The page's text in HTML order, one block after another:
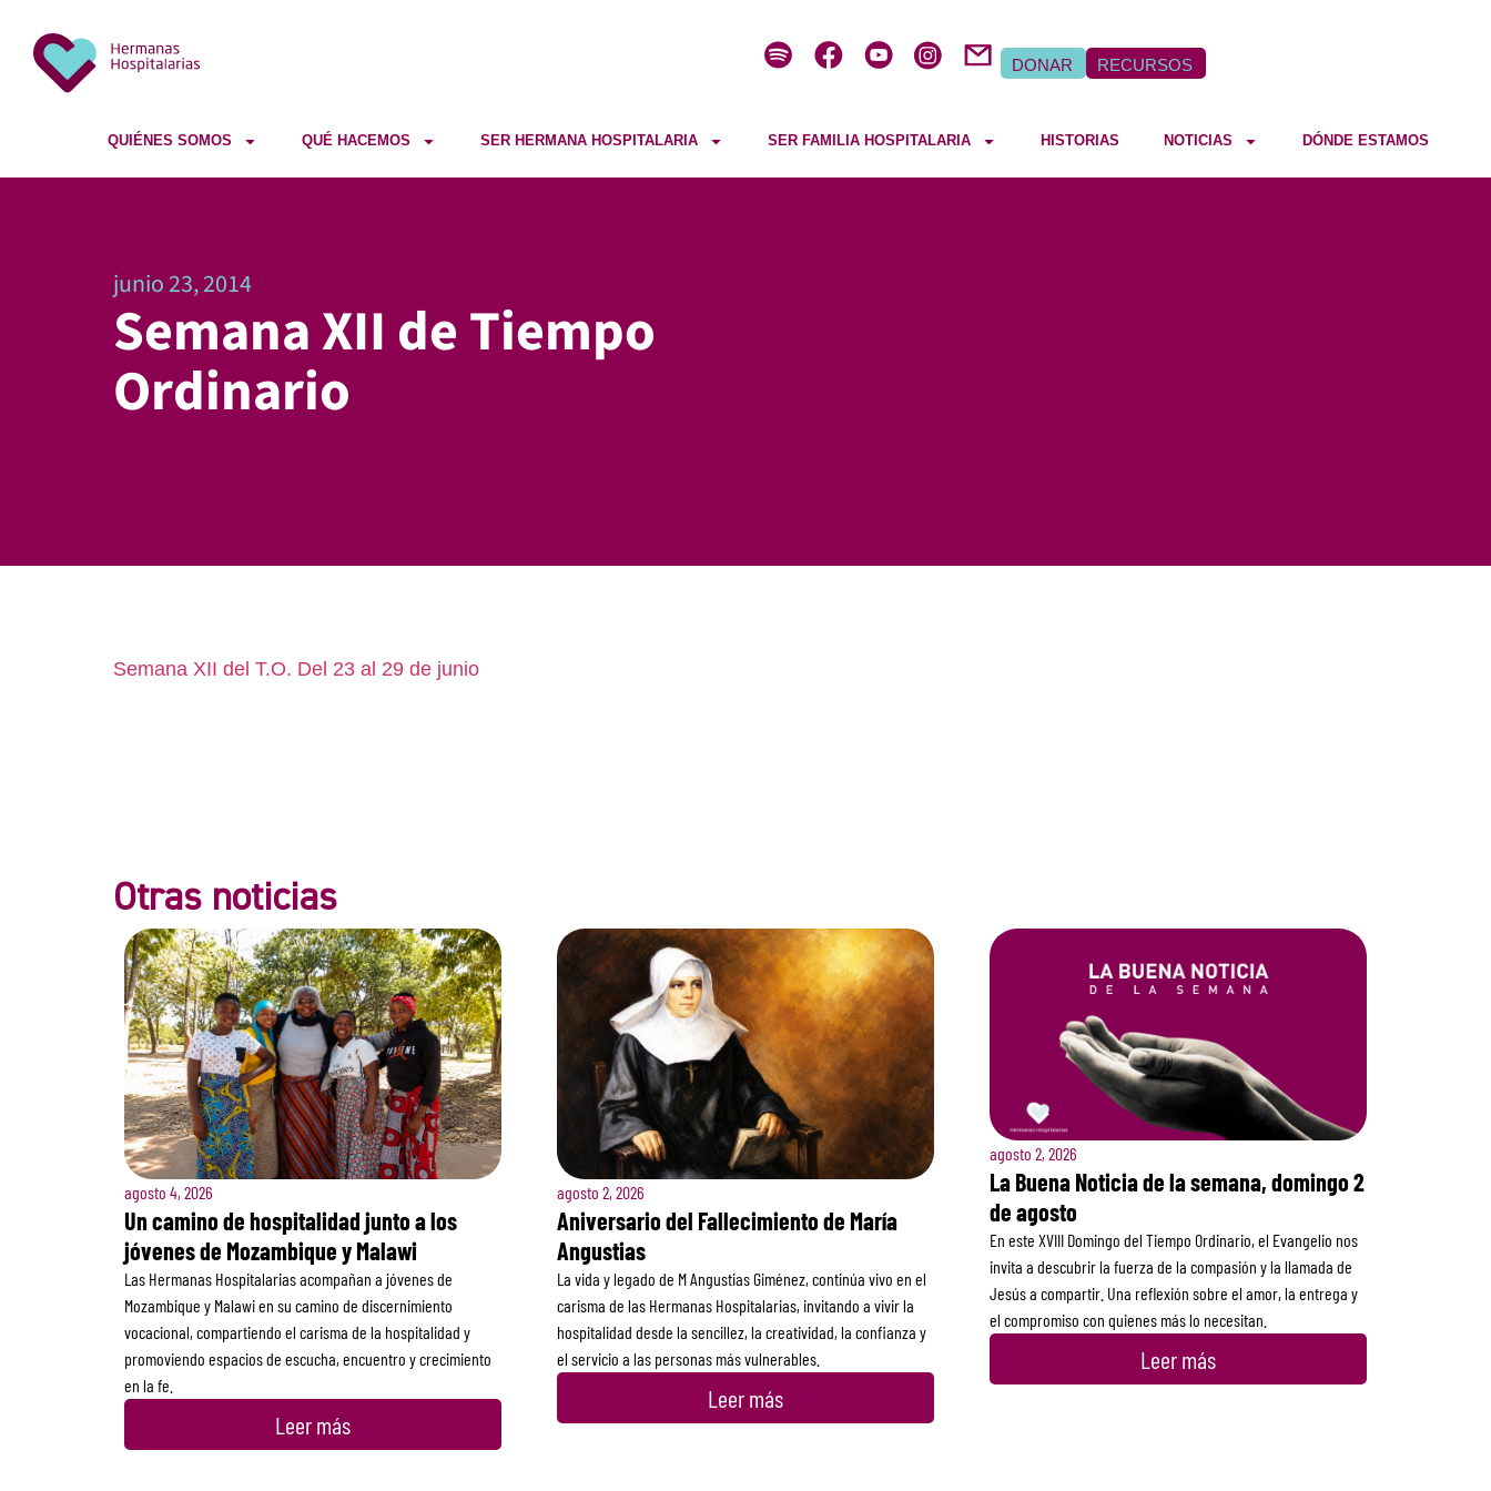
DONAR RECURSOS
QUIÉNES SOMOS QUÉ HACEMOS SER HERMANA HOSPITALARIA SER FAMILIA HOSPITALARIA HISTORIAS NOTICIAS DÓNDE ESTAMOS
junio 23, 2014
Semana XII de Tiempo
Ordinario
Semana XII del T.O. Del 23 al 29 de junio
Otras noticias
agosto 4, 2026
Un camino de hospitalidad junto a los
jóvenes de Mozambique y Malawi
Las Hermanas Hospitalarias acompañan a jóvenes de
Mozambique y Malawi en su camino de discernimiento
vocacional, compartiendo el carisma de la hospitalidad y
promoviendo espacios de escucha, encuentro y crecimiento
en la fe.
Leer más
agosto 2, 2026
Aniversario del Fallecimiento de María
Angustias
La vida y legado de M Angustias Giménez, continúa vivo en el
carisma de las Hermanas Hospitalarias, invitando a vivir la
hospitalidad desde la sencillez, la creatividad, la confianza y
el servicio a las personas más vulnerables.
Leer más
agosto 2, 2026
La Buena Noticia de la semana, domingo 2
de agosto
En este XVIII Domingo del Tiempo Ordinario, el Evangelio nos
invita a descubrir la fuerza de la compasión y la llamada de
Jesús a compartir. Una reflexión sobre el amor, la entrega y
el compromiso con quienes más lo necesitan.
Leer más